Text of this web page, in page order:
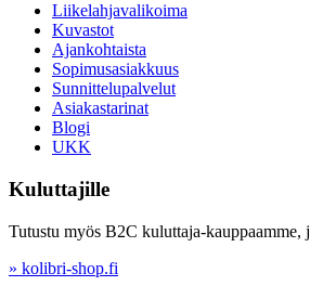
Liikelahjavalikoima
Kuvastot
Ajankohtaista
Sopimusasiakkuus
Sunnittelupalvelut
Asiakastarinat
Blogi
UKK
Kuluttajille
Tutustu myös B2C kuluttaja-kauppaamme,
» kolibri-shop.fi